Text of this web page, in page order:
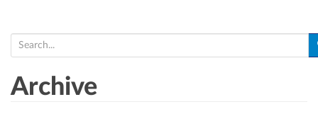
e
rArchive